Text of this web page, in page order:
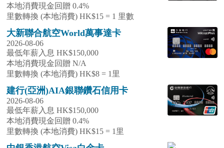
本地消費現金回贈 0.4%
里數轉換 (本地消費) HK$15 = 1 里數
大新聯合航空World萬事達卡
2026-08-06
最低年薪入息 HK$150,000
本地消費現金回贈 N/A
里數轉換 (本地消費) HK$8 = 1里
建行(亞洲)AIA銀聯鑽石信用卡
2026-08-06
最低年薪入息 HK$150,000
本地消費現金回贈 0.4%
里數轉換 (本地消費) HK$15 = 1里